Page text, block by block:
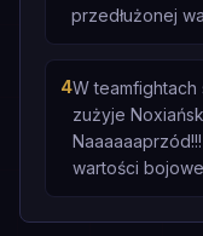
przedłużonej
4W teamfightach
zużyje
wartości